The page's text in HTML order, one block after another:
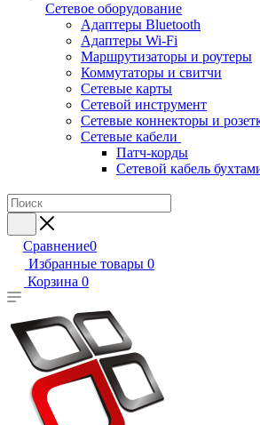
Сетевое оборудование
Адаптеры Bluetooth
Адаптеры Wi-Fi
Маршрутизаторы и роутеры
Коммутаторы и свитчи
Сетевые карты
Сетевой инструмент
Сетевые коннекторы и
Сетевые кабели
Патч-корды
Сетевой кабель
Сравнение0
Избранные товары 0
Корзина 0